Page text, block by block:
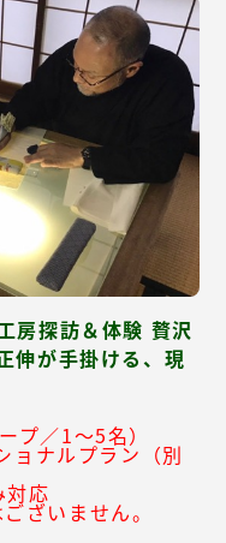
房探訪＆体験 贅沢
伸が手掛ける、現
プ／1～5名）
ョナルプラン（別
応
ざいません。